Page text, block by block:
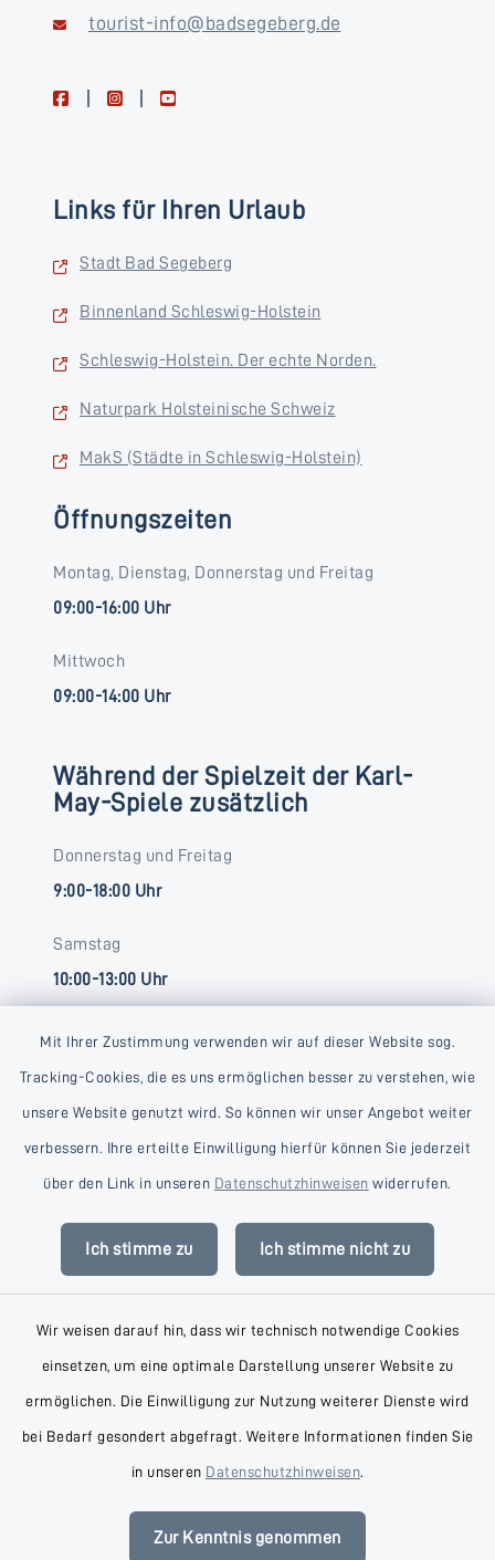
Mit Ihrer Zustimmung verwenden wir auf dieser Website sog.
Tracking-Cookies, die es uns ermöglichen besser zu verstehen, wie
unsere Website genutzt wird. So können wir unser Angebot weiter
verbessern. Ihre erteilte Einwilligung hierfür können Sie jederzeit
über den Link in unseren Datenschutzhinweisen widerrufen.
Ich stimme zu Ich stimme nicht zu
Wir weisen darauf hin, dass wir technisch notwendige Cookies
einsetzen, um eine optimale Darstellung unserer Website zu
ermöglichen. Die Einwilligung zur Nutzung weiterer Dienste wird
bei Bedarf gesondert abgefragt. Weitere Informationen finden Sie
in unseren Datenschutzhinweisen.
Zur Kenntnis genommen
tourist-info@badsegeberg.de
facebookinstagramyoutube
Links für Ihren Urlaub
Stadt Bad Segeberg
Binnenland Schleswig-Holstein
Schleswig-Holstein. Der echte Norden.
Naturpark Holsteinische Schweiz
MakS (Städte in Schleswig-Holstein)
Öffnungszeiten
Montag, Dienstag, Donnerstag und Freitag
09:00-16:00 Uhr
Mittwoch
09:00-14:00 Uhr
Während der Spielzeit der Karl-
May-Spiele zusätzlich
Donnerstag und Freitag
9:00-18:00 Uhr
Samstag
10:00-13:00 Uhr
Kontakt
Datenschutz
Impressum
Sitemap